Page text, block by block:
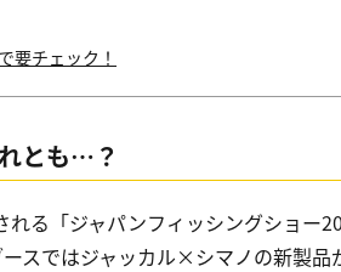
要チェック！
とも…？
る「ジャパンフィッシングショー
スではジャッカル×シマノの新製品